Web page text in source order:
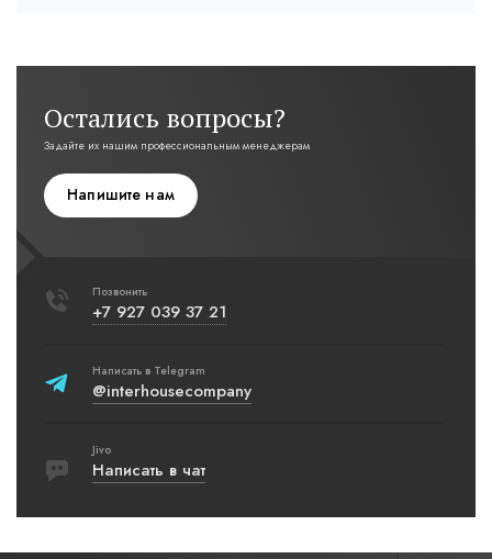
Остались вопросы?
Задайте их нашим профессиональным менеджерам
Напишите нам
Позвонить
+7 927 039 37 21
Написать в Telegram
@interhousecompany
Jivo
Написать в чат